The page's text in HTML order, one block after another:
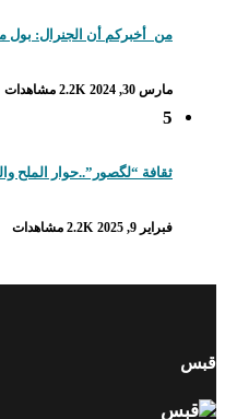
من_أخبركم أن الجنرال: بول
مارس 30, 2024 2.2K مشاهدات
5
ثقافة “لگصور”..حوار الملح
فبراير 9, 2025 2.2K مشاهدات
قبس